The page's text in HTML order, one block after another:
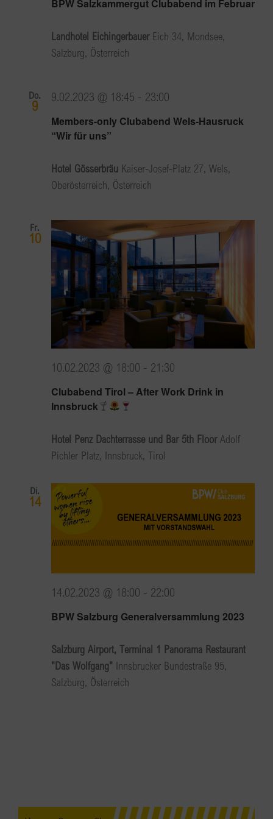
BPW Salzkammergut Clubabend im Februar
Landhotel Eichingerbauer Eich 34, Mondsee,
Salzburg, Österreich
Do.
9
Members-only Clubabend Wels-Hausruck
“Wir für uns”
9.02.2023 @ 18:45 - 23:00
Hotel Gösserbräu Kaiser-Josef-Platz 27, Wels,
Oberösterreich, Österreich
Fr.
10
Clubabend Tirol – After Work Drink in
Innsbruck
10.02.2023 @ 18:00 - 21:30
Hotel Penz Dachterrasse und Bar 5th FloorAdolf
Pichler Platz, Innsbruck, Tirol
Di.
14
BPW Salzburg Generalversammlung 2023
14.02.2023 @ 18:00 - 22:00
Salzburg Airport, Terminal 1 Panorama Restaurant
"Das Wolfgang" Innsbrucker Bundestraße 95,
Salzburg, Österreich